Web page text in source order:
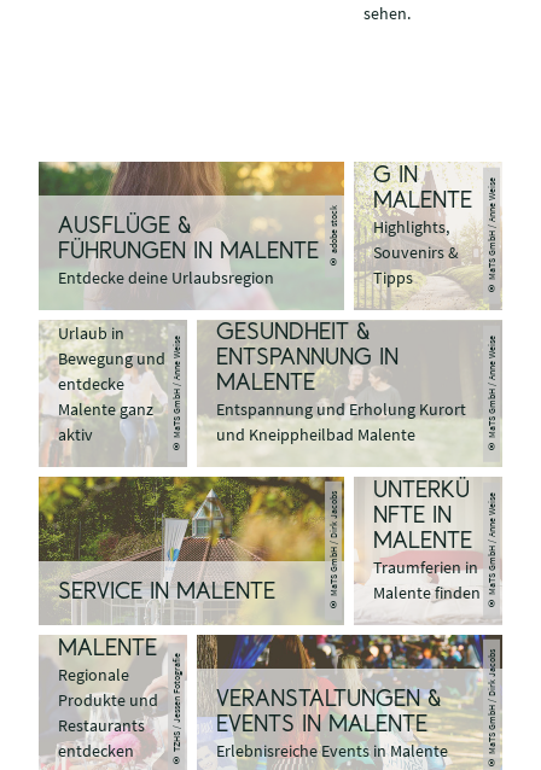
sehen.
AUSFLÜGE &
FÜHRUNGEN IN MALENTE
Entdecke deine Urlaubsregion
© adobe stock
G IN
MALENTE
Highlights,
Souvenirs &
Tipps
© MaTS GmbH / Anne Weise
AKTIVURL
AUB IN
MALENTE
Bleib im
Urlaub in
Bewegung und
entdecke
Malente ganz
aktiv
© MaTS GmbH / Anne Weise
GESUNDHEIT &
ENTSPANNUNG IN
MALENTE
Entspannung und Erholung Kurort
und Kneippheilbad Malente
© MaTS GmbH / Anne Weise
SERVICE IN MALENTE © MaTS GmbH / Dirk Jacobs
UNTERKÜ
NFTE IN
MALENTE
Traumferien in
Malente finden © MaTS GmbH / Anne Weise
GENUSS &
GASTRON
OMIE IN
MALENTE
Regionale
Produkte und
Restaurants
entdecken
© TZHS / Jessen Fotografie
VERANSTALTUNGEN &
EVENTS IN MALENTE
Erlebnisreiche Events in Malente © MaTS GmbH / Dirk Jacobs